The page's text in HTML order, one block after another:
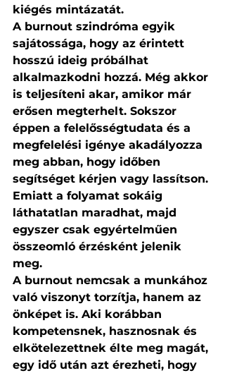
kiégés mintázatát.
A burnout szindróma egyik
sajátossága, hogy az érintett
hosszú ideig próbálhat
alkalmazkodni hozzá. Még akkor
is teljesíteni akar, amikor már
erősen megterhelt. Sokszor
éppen a felelősségtudata és a
megfelelési igénye akadályozza
meg abban, hogy időben
segítséget kérjen vagy lassítson.
Emiatt a folyamat sokáig
láthatatlan maradhat, majd
egyszer csak egyértelműen
összeomló érzésként jelenik
meg.
A burnout nemcsak a munkához
való viszonyt torzítja, hanem az
önképet is. Aki korábban
kompetensnek, hasznosnak és
elkötelezettnek élte meg magát,
egy idő után azt érezheti, hogy